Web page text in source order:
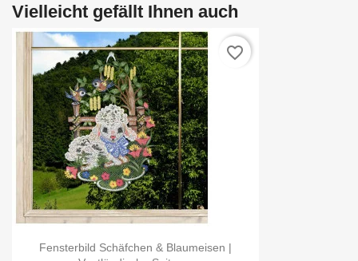
Vielleicht gefällt Ihnen auch
Fensterbild Schäfchen & Blaumeisen |
favorite_border